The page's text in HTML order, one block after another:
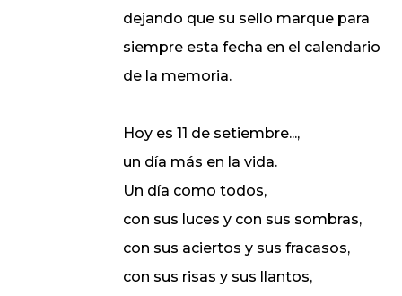
dejando que su sello marque para
siempre esta fecha en el calendario
de la memoria.
Hoy es 11 de setiembre...,
un día más en la vida.
Un día como todos,
con sus luces y con sus sombras,
con sus aciertos y sus fracasos,
con sus risas y sus llantos,